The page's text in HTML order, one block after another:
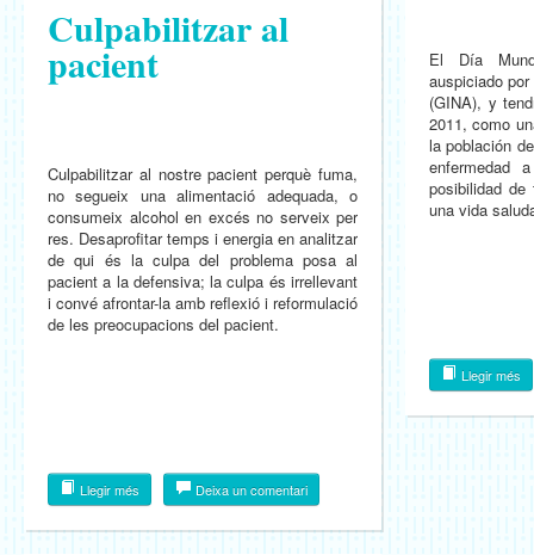
Culpabilitzar al
pacient
Culpabilitzar al nostre pacient perquè fuma,
no segueix una alimentació adequada, o
consumeix alcohol en excés no serveix per
res. Desaprofitar temps i energia en analitzar
de qui és la culpa del problema posa al
pacient a la defensiva; la culpa és irrellevant
i convé afrontar-la amb reflexió i reformulació
de les preocupacions del pacient.
Llegir més Deixa un comentari
El Día
auspiciado
(GINA), y
2011, como
la población
enfermedad
posibilidad de
una vida
Llegir més